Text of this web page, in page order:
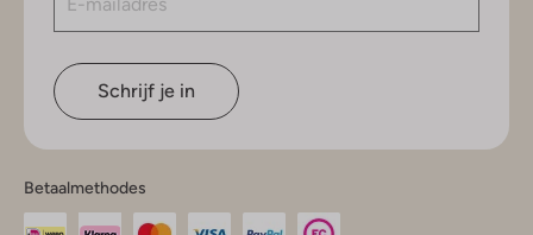
Schrijf je in
Betaalmethodes